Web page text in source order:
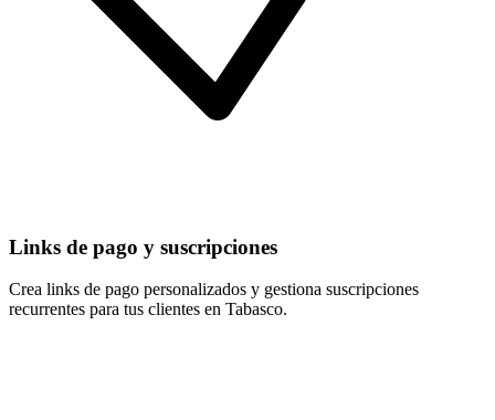
Links de pago y suscripciones
Crea links de pago personalizados y gestiona suscripciones
recurrentes para tus clientes en Tabasco.